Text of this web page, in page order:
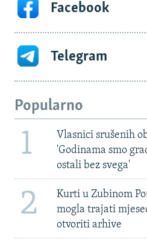
Facebook
Telegram
Popularno
1
Vlasnici srušenih
'Godinama smo
ostali bez svega'
2
Kurti u Zubinom
mogla trajati
otvoriti arhive